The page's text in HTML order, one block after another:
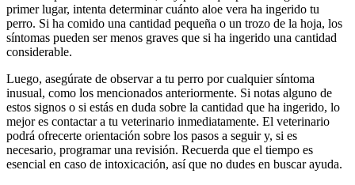
primer lugar, intenta determinar cuánto aloe vera ha ingerido tu
perro. Si ha comido una cantidad pequeña o un trozo de la hoja, los
síntomas pueden ser menos graves que si ha ingerido una cantidad
considerable.
Luego, asegúrate de observar a tu perro por cualquier síntoma
inusual, como los mencionados anteriormente. Si notas alguno de
estos signos o si estás en duda sobre la cantidad que ha ingerido, lo
mejor es contactar a tu veterinario inmediatamente. El veterinario
podrá ofrecerte orientación sobre los pasos a seguir y, si es
necesario, programar una revisión. Recuerda que el tiempo es
esencial en caso de intoxicación, así que no dudes en buscar ayuda.